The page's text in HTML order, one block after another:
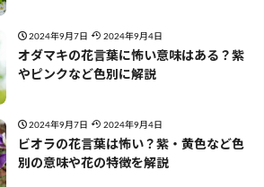
2024年9月7日 2024年9月4日
オダマキの花言葉に怖い意味はある？紫
やピンクなど色別に解説
2024年9月7日 2024年9月4日
ビオラの花言葉は怖い？紫・黄色など色
別の意味や花の特徴を解説